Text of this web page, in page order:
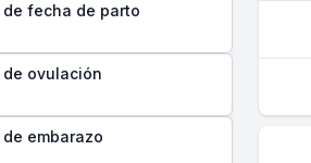
fecha de parto
ovulación
embarazo